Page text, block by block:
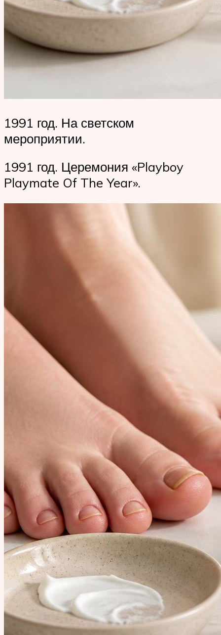
1991 год. На светском
мероприятии.
1991 год. Церемония «Playboy
Playmate Of The Year».